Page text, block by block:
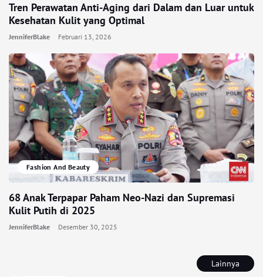
Lainnya
Tren Perawatan Anti-Aging dari Dalam dan Luar untuk
Kesehatan Kulit yang Optimal
JenniferBlake Februari 13, 2026
Fashion And Beauty
68 Anak Terpapar Paham Neo-Nazi dan Supremasi
Kulit Putih di 2025
JenniferBlake Desember 30, 2025